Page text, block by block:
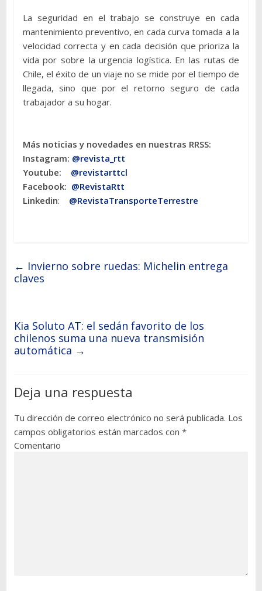
La seguridad en el trabajo se construye en cada
mantenimiento preventivo, en cada curva tomada a la
velocidad correcta y en cada decisión que prioriza la
vida por sobre la urgencia logística. En las rutas de
Chile, el éxito de un viaje no se mide por el tiempo de
llegada, sino que por el retorno seguro de cada
trabajador a su hogar.
Más noticias y novedades en nuestras RRSS:
Instagram: @revista_rtt
Youtube: @revistarttcl
Facebook: @RevistaRtt
Linkedin: @RevistaTransporteTerrestre
← Invierno sobre ruedas: Michelin entrega
claves
Kia Soluto AT: el sedán favorito de los
chilenos suma una nueva transmisión
automática →
Deja una respuesta
Tu dirección de correo electrónico no será publicada. Los
campos obligatorios están marcados con *
Comentario